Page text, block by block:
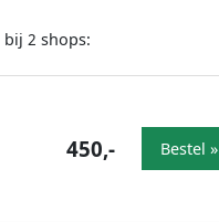
bij 2 shops:
450,- Bestel »